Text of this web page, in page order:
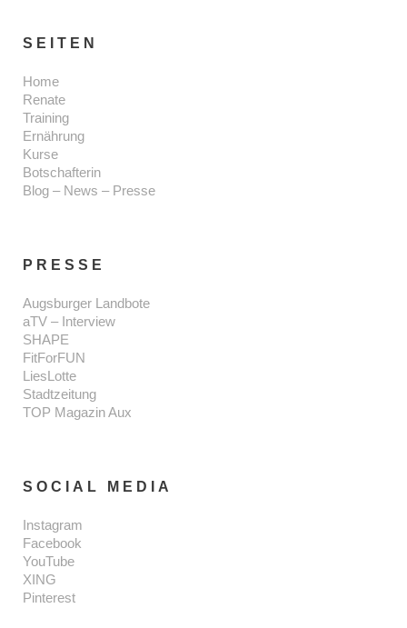
SEITEN
Home
Renate
Training
Ernährung
Kurse
Botschafterin
Blog – News – Presse
PRESSE
Augsburger Landbote
aTV – Interview
SHAPE
FitForFUN
LiesLotte
Stadtzeitung
TOP Magazin Aux
SOCIAL MEDIA
Instagram
Facebook
YouTube
XING
Pinterest